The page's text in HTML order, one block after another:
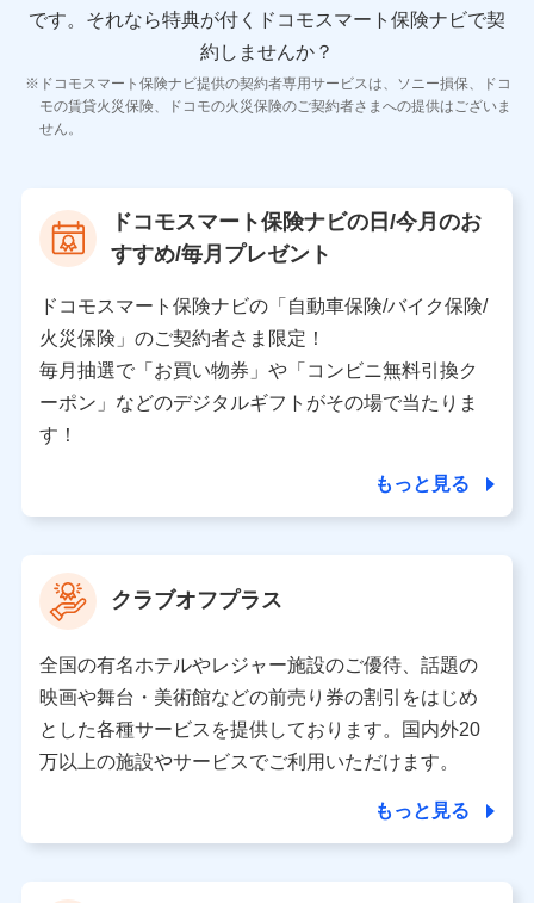
11.マイカー通勤管理クラウド並びに法人向けASPサー
ビスに関してのお問い合わせ情報
各種お問い合わせに対応するため
当社のサービスに関する情報提供や、皆様に有用なお知らせ
をお送りするため
当社の対応品質向上やお問い合わせ内容の正確な把握のため
個人情報保護管理者の職名、連絡先
〒103-0013 東京都中央区日本橋人形町2-14-10 アー
バンネット日本橋ビル 3F
株式会社ドコモ・インシュアランス
個人情報の第三者提供について
当社は利用目的の達成に必要な範囲内において個人情報
の取り扱いの全部または一部を委託する場合がありま
す。
個人データの共同利用
当社は株式会社NTTドコモとの間で、以下のとおり個
人データを共同利用します。
です。 それなら特典が付くドコモスマート保険ナビで契
約しませんか？
ドコモスマート保険ナビ提供の契約者専用サービスは、ソニー損保、ドコ
モの賃貸火災保険、ドコモの火災保険のご契約者さまへの提供はございま
せん。
ドコモスマート保険ナビの日/今月のお
すすめ/毎月プレゼント
ドコモスマート保険ナビの「自動車保険/バイク保険/
火災保険」のご契約者さま限定！
毎月抽選で「お買い物券」や「コンビニ無料引換ク
ーポン」などのデジタルギフトがその場で当たりま
す！
もっと見る
クラブオフプラス
全国の有名ホテルやレジャー施設のご優待、話題の
映画や舞台・美術館などの前売り券の割引をはじめ
とした各種サービスを提供しております。国内外20
万以上の施設やサービスでご利用いただけます。
もっと見る